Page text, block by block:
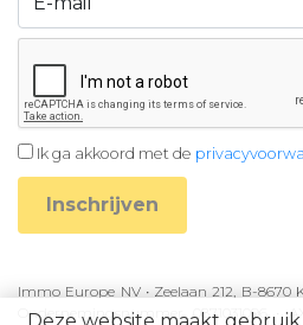
Ik ga akkoord met de
Inschrijven
Immo Europe NV • Zeelaan 212, B-8670
Ondernemingsnummer 0871031096 •